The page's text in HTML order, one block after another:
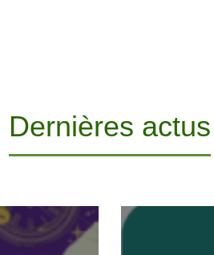
Dernières actus